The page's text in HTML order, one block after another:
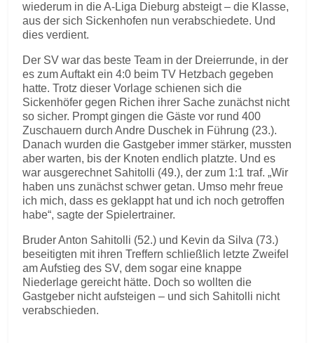
wiederum in die A-Liga Dieburg absteigt – die Klasse,
aus der sich Sickenhofen nun verabschiedete. Und
dies verdient.
Der SV war das beste Team in der Dreierrunde, in der
es zum Auftakt ein 4:0 beim TV Hetzbach gegeben
hatte. Trotz dieser Vorlage schienen sich die
Sickenhöfer gegen Richen ihrer Sache zunächst nicht
so sicher. Prompt gingen die Gäste vor rund 400
Zuschauern durch Andre Duschek in Führung (23.).
Danach wurden die Gastgeber immer stärker, mussten
aber warten, bis der Knoten endlich platzte. Und es
war ausgerechnet Sahitolli (49.), der zum 1:1 traf. „Wir
haben uns zunächst schwer getan. Umso mehr freue
ich mich, dass es geklappt hat und ich noch getroffen
habe“, sagte der Spielertrainer.
Bruder Anton Sahitolli (52.) und Kevin da Silva (73.)
beseitigten mit ihren Treffern schließlich letzte Zweifel
am Aufstieg des SV, dem sogar eine knappe
Niederlage gereicht hätte. Doch so wollten die
Gastgeber nicht aufsteigen – und sich Sahitolli nicht
verabschieden.